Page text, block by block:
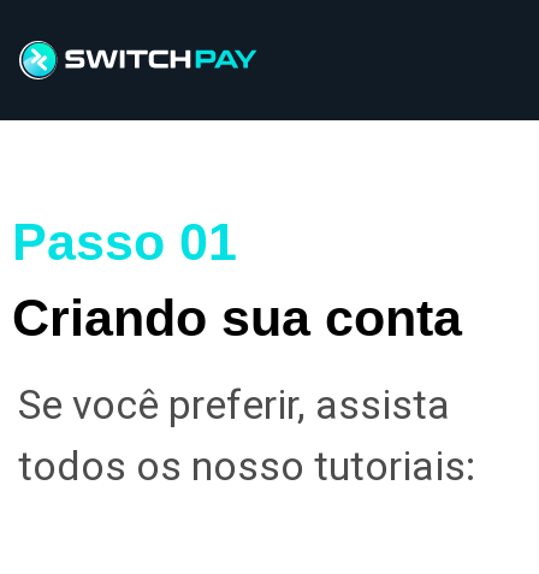
Passo 01
Criando sua conta
Se você preferir, assista
todos os nosso tutoriais: